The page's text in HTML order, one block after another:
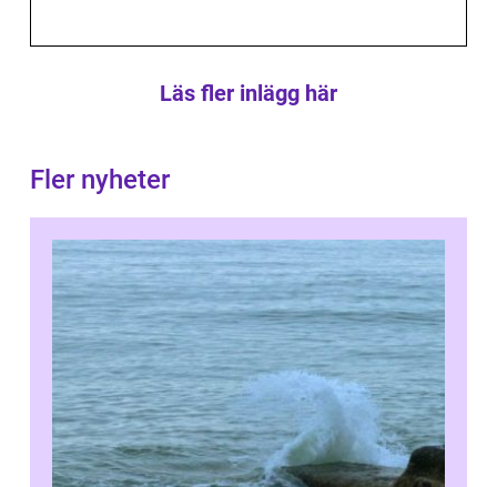
Läs fler inlägg här
Fler nyheter